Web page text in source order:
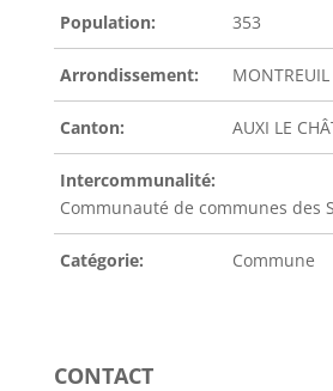
Population: 353
Arrondissement: MONTREUIL
Canton: AUXI LE
Intercommunalité:
Communauté de communes des
Catégorie: Commune
CONTACT